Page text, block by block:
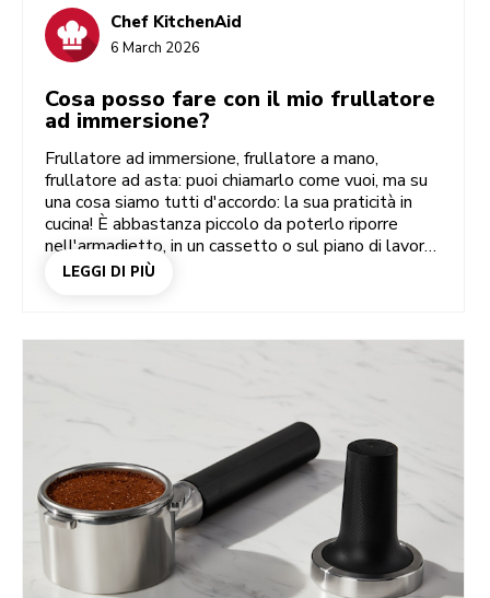
Chef KitchenAid
6 March 2026
Cosa posso fare con il mio frullatore
ad immersione?
Frullatore ad immersione, frullatore a mano,
frullatore ad asta: puoi chiamarlo come vuoi, ma su
una cosa siamo tutti d'accordo: la sua praticità in
cucina! È abbastanza piccolo da poterlo riporre
nell'armadietto, in un cassetto o sul piano di lavoro.
È abbastanza leggero da poterlo sfoderare quando
vicino e scoprire anche alcune ottime ricette…
LEGGI DI PIÙ